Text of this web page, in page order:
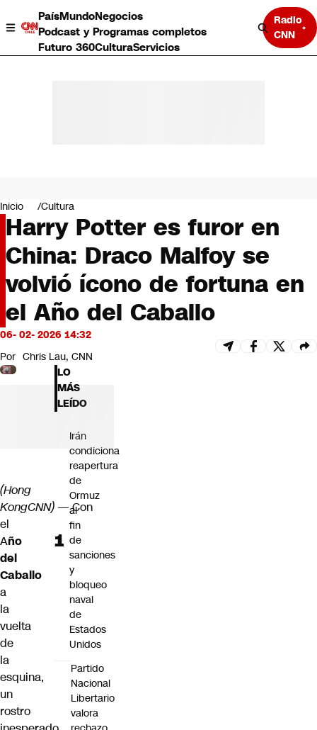
PaísMundoNegocios
Podcast y Programas completos
Futuro 360CulturaServicios
Radio
CNN
Negocios
Deportes
Programas completos
Cultura
Servicios
Bits
CNN Data
CNN tiempo
Futuro 360
Inicio Cultura
Harry Potter es furor en
China: Draco Malfoy se
volvió ícono de fortuna en
el Año del Caballo
06- 02- 2026 14:32
Por Chris Lau, CNN
(Hong
KongCNN) —Con
el
Año
del
Caballo
a
la
vuelta
de
la
esquina,
un
rostro
LO
MÁS
LEÍDO
Irán
condiciona
reapertura
de
Ormuz
al
fin
de
sanciones
y
bloqueo
naval
de
Estados
Unidos
Partido
Nacional
Libertario
valora